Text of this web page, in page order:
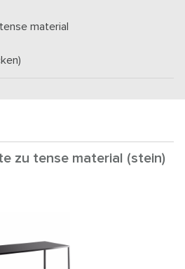
material
zu tense material (stein)